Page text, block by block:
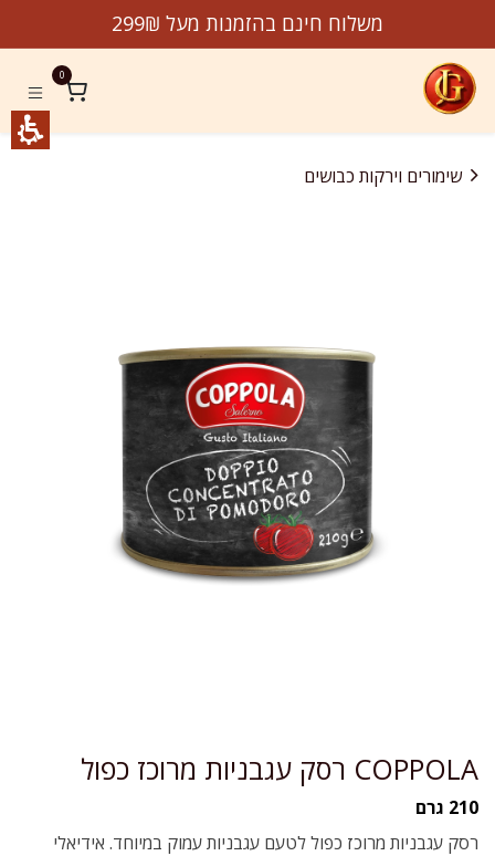
משלוח חינם בהזמנות מעל 299₪
0
שימורים וירקות כבושים
COPPOLA רסק עגבניות מרוכז כפול
210 גרם
רסק עגבניות מרוכז כפול לטעם עגבניות עמוק במיוחד. אידיאלי